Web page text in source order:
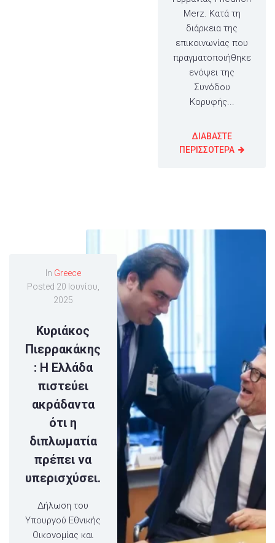
Merz. Κατά τη
διάρκεια της
επικοινωνίας που
πραγματοποιήθηκε
ενόψει της
Συνόδου
Κορυφής...
ΔΙΑΒΑΣΤΕ
ΠΕΡΙΣΣΟΤΕΡΑ
In Greece
Posted 20 Ιουνίου,
2025
Κυριάκος
Πιερρακάκης
: Η Ελλάδα
πιστεύει
ακράδαντα
ότι η
διπλωματία
πρέπει να
υπερισχύσει.
Δήλωση του
Υπουργού Εθνικής
Οικονομίας και